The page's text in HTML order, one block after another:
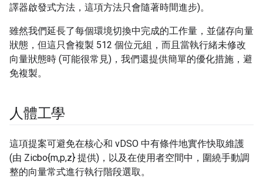
譯器啟發式方法，這項方法只會隨著時間進步)。
雖然我們延長了每個環境切換中完成的工作量，並儲存向量
狀態，但這只會複製 512 個位元組，而且當執行緒未修改
向量狀態時 (可能很常見)，我們還提供簡單的優化措施，避
免複製。
人體工學
這項提案可避免在核心和 vDSO 中有條件地實作快取維護
(由 Zicbo{m,p,z} 提供)，以及在使用者空間中，圍繞手動調
整的向量常式進行執行階段選取。